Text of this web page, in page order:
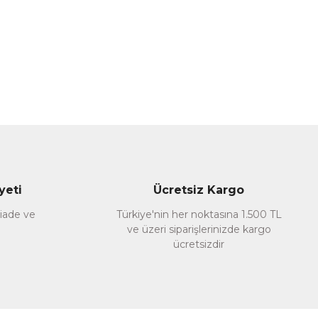
ve
Ücretsiz Kargo
Türkiye'nin her noktasına 1.500 TL
ve üzeri siparişlerinizde kargo
ücretsizdir